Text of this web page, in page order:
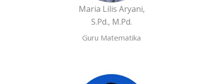
Maria Lilis Aryani,
S.Pd., M.Pd.
Guru Matematika